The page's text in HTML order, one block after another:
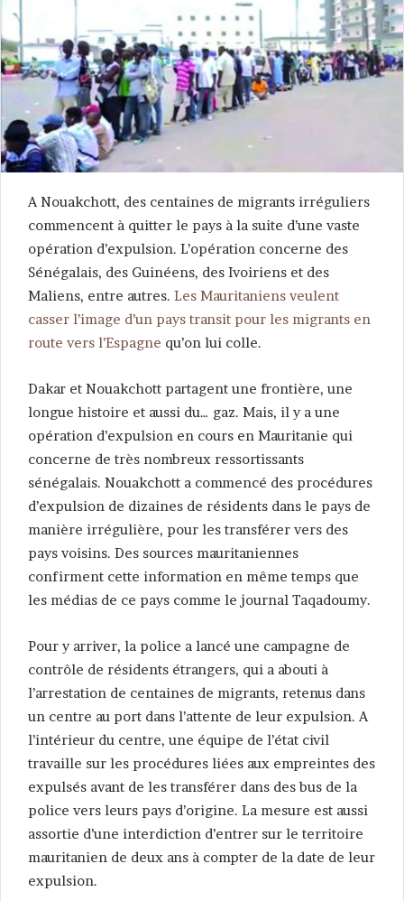
A Nouakchott, des centaines de migrants irréguliers
commencent à quitter le pays à la suite d’une vaste
opération d’expulsion. L’opération concerne des
Sénégalais, des Guinéens, des Ivoiriens et des
Maliens, entre autres. Les Mauritaniens veulent
casser l’image d’un pays transit pour les migrants en
route vers l’Espagne qu’on lui colle.
Dakar et Nouakchott partagent une frontière, une
longue histoire et aussi du… gaz. Mais, il y a une
opération d’expulsion en cours en Mauritanie qui
concerne de très nombreux ressortissants
sénégalais. Nouakchott a commencé des procédures
d’expulsion de dizaines de résidents dans le pays de
manière irrégulière, pour les transférer vers des
pays voisins. Des sources mauritaniennes
confirment cette information en même temps que
les médias de ce pays comme le journal Taqadoumy.
Pour y arriver, la police a lancé une campagne de
contrôle de résidents étrangers, qui a abouti à
l’arrestation de centaines de migrants, retenus dans
un centre au port dans l’attente de leur expulsion. A
l’intérieur du centre, une équipe de l’état civil
travaille sur les procédures liées aux empreintes des
expulsés avant de les transférer dans des bus de la
police vers leurs pays d’origine. La mesure est aussi
assortie d’une interdiction d’entrer sur le territoire
mauritanien de deux ans à compter de la date de leur
expulsion.